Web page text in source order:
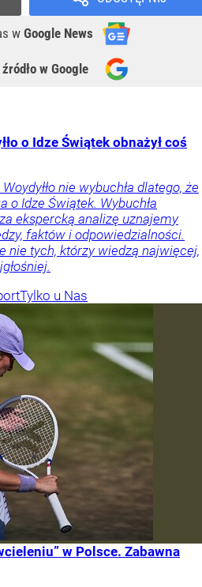
w Google News
źródło w Google
o Idze Świątek obnażył coś
nie wybuchła dlatego, że
o Idze Świątek. Wybuchła
ekspercką analizę uznajemy
faktów i odpowiedzialności.
nie tych, którzy wiedzą najwięcej,
Tylko u Nas
w Polsce. Zabawna